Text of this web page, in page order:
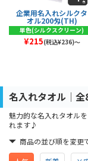
企業用名入れシルクタ
オル200匁(TH)
単色(シルクスクリーン)
¥215(税込¥236)～
名入れタオル│全
魅力的な名入れタオル
れます♪
商品の並び順を変更